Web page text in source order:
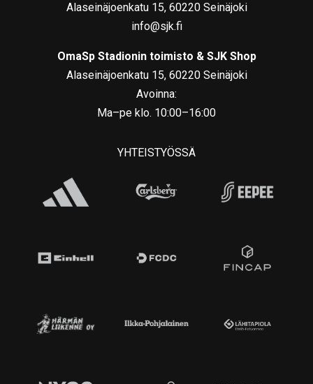
Alaseinäjoenkatu 15, 60220 Seinäjoki
info@sjk.fi
OmaSp Stadionin toimisto & SJK Shop
Alaseinäjoenkatu 15, 60220 Seinäjoki
Avoinna:
Ma–pe klo. 10:00–16:00
YHTEISTYÖSSÄ